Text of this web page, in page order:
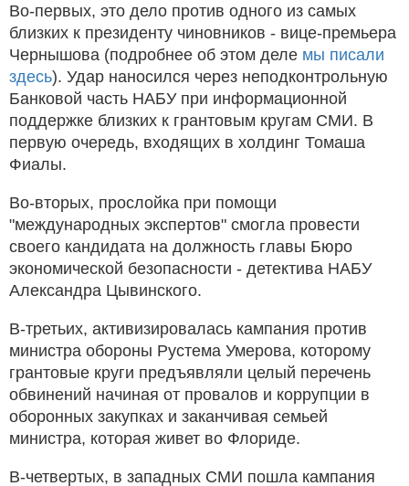
Во-первых, это дело против одного из самых
близких к президенту чиновников - вице-премьера
Чернышова (подробнее об этом деле мы писали
здесь). Удар наносился через неподконтрольную
Банковой часть НАБУ при информационной
поддержке близких к грантовым кругам СМИ. В
первую очередь, входящих в холдинг Томаша
Фиалы.
Во-вторых, прослойка при помощи
"международных экспертов" смогла провести
своего кандидата на должность главы Бюро
экономической безопасности - детектива НАБУ
Александра Цывинского.
В-третьих, активизировалась кампания против
министра обороны Рустема Умерова, которому
грантовые круги предъявляли целый перечень
обвинений начиная от провалов и коррупции в
оборонных закупках и заканчивая семьей
министра, которая живет во Флориде.
В-четвертых, в западных СМИ пошла кампания